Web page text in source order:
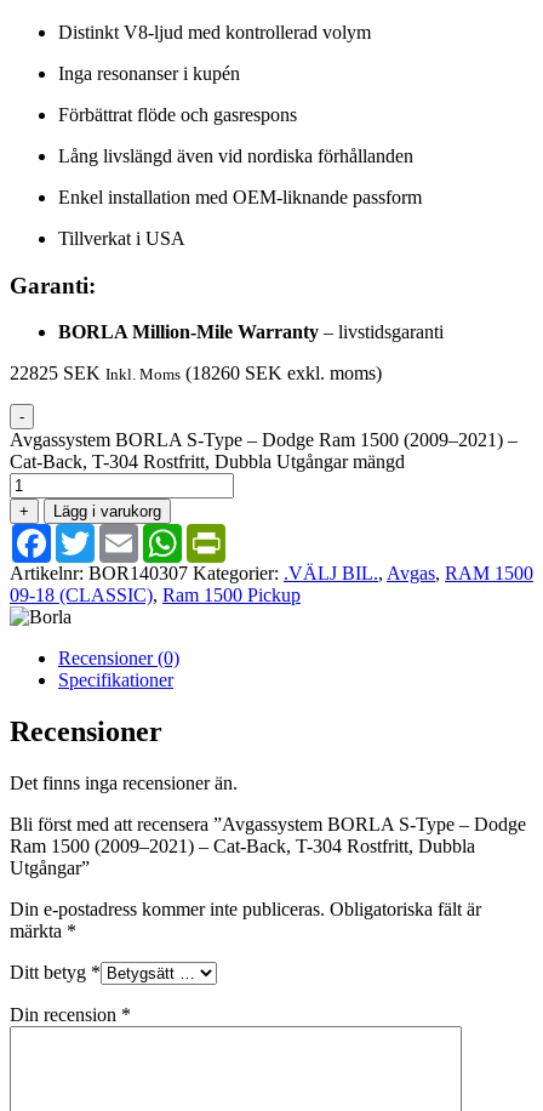
Distinkt V8-ljud med kontrollerad volym
Inga resonanser i kupén
Förbättrat flöde och gasrespons
Lång livslängd även vid nordiska förhållanden
Enkel installation med OEM-liknande passform
Tillverkat i USA
Garanti:
BORLA Million-Mile Warranty – livstidsgaranti
22825 SEK Inkl. Moms (18260 SEK exkl. moms)
-
Avgassystem BORLA S-Type – Dodge Ram 1500 (2009–2021) –
Cat-Back, T-304 Rostfritt, Dubbla Utgångar mängd
+ Lägg i varukorg
Facebook
TwitterEmail WhatsApp
Artikelnr: BOR140307 Kategorier: .VÄLJ BIL., Avgas, RAM 1500
09-18 (CLASSIC), Ram 1500 Pickup
Recensioner (0)
Specifikationer
Recensioner
Det finns inga recensioner än.
Bli först med att recensera ”Avgassystem BORLA S-Type – Dodge
Ram 1500 (2009–2021) – Cat-Back, T-304 Rostfritt, Dubbla
Utgångar”
Din e-postadress kommer inte publiceras. Obligatoriska fält är
märkta *
Ditt betyg *
Din recension *